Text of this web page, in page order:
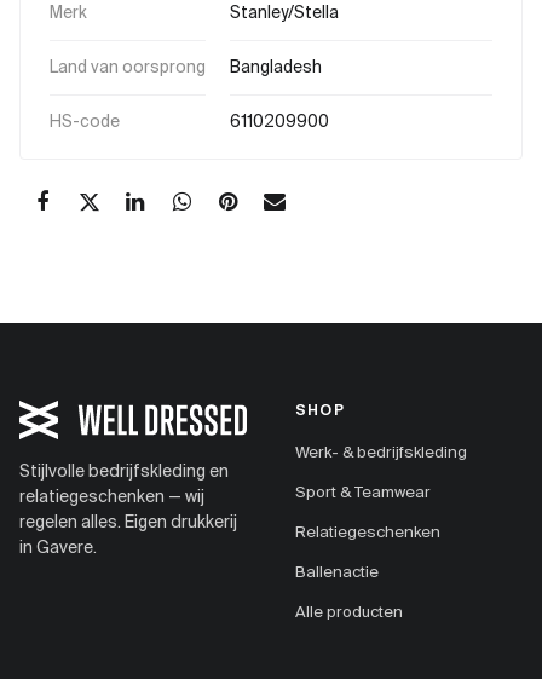
Merk Stanley/Stella
Land van oorsprong Bangladesh
HS-code 6110209900
Stijlvolle bedrijfskleding en
relatiegeschenken — wij
regelen alles. Eigen drukkerij
in Gavere.
SHOP
Werk- & bedrijfskleding
Sport & Teamwear
Relatiegeschenken
Ballenactie
Alle producten